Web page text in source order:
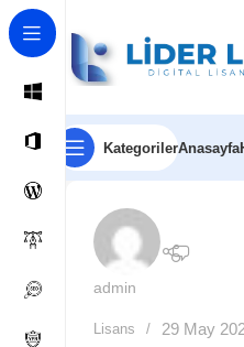
KategorilerAnasayfa
admin
Lisans 29 May